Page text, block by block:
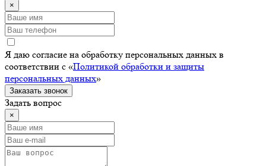
×
Я даю согласие на обработку персональных данных в
соответствии с «Политикой обработки и защиты
персональных данных»
Заказать звонок
Задать вопрос
×